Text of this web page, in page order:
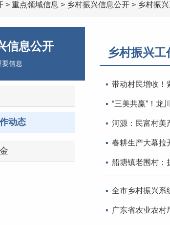
> 重点领域信息 > 乡村振兴信息公开 > 乡村振
信息公开
信息
动态
乡村振兴工
带动村民增收！
“三美共赢”！龙
河源：民富村美
春耕生产大幕拉
船塘镇老围村：
全市乡村振兴系
广东省农业农村